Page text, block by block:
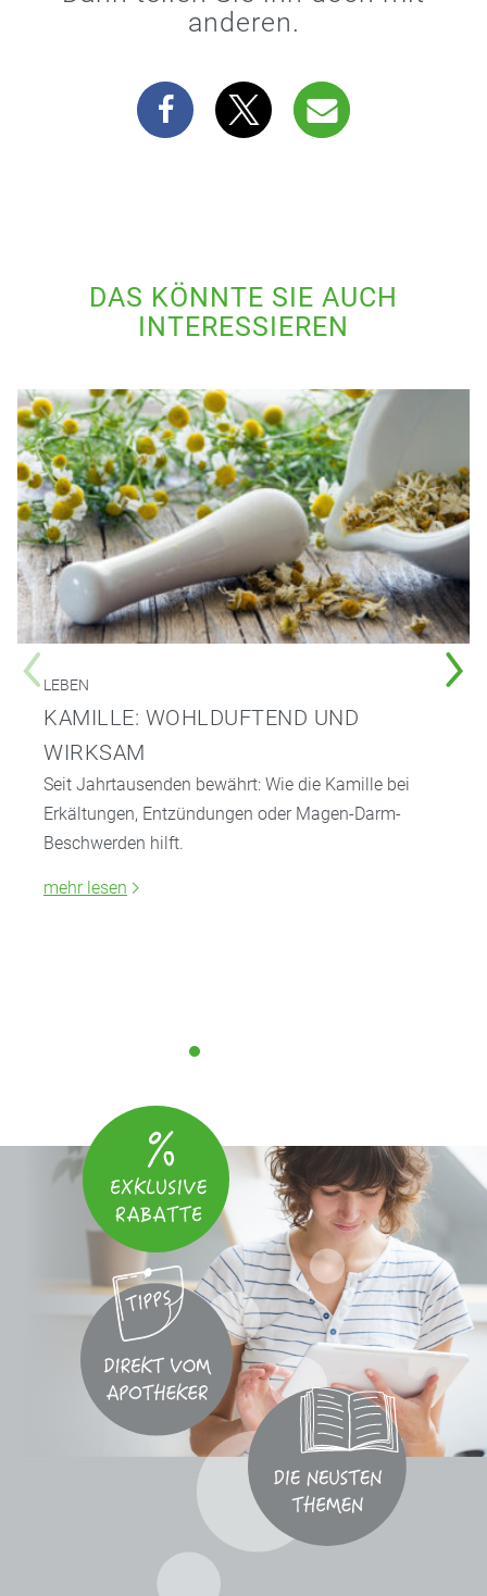
anderen.
DAS KÖNNTE SIE AUCH
INTERESSIEREN
LEBEN
KAMILLE: WOHLDUFTEND UND
WIRKSAM
Seit Jahrtausenden bewährt: Wie die Kamille bei
Erkältungen, Entzündungen oder Magen-Darm-
Beschwerden hilft.
mehr lesen